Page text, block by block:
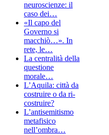
neuroscienze: il
caso dei…
«Il capo del
Governo si
macchiò…». In
rete, le…
La centralità della
questione
morale…
L’Aquila: città da
costruire o da ri-
costruire?
L’antisemitismo
metafisico
nell’ombra…